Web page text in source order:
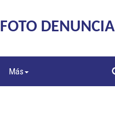
FOTO DENUNCIA
Más